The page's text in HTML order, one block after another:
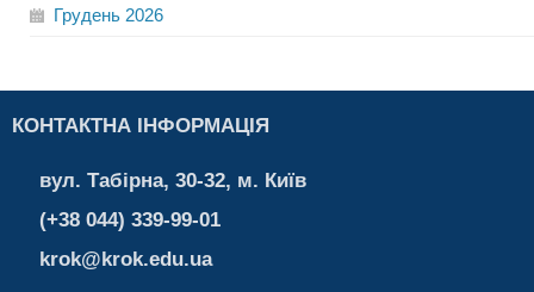
Грудень 2026
КОНТАКТНА ІНФОРМАЦІЯ
вул. Табірна, 30-32, м. Київ
(+38 044) 339-99-01
krok@krok.edu.ua